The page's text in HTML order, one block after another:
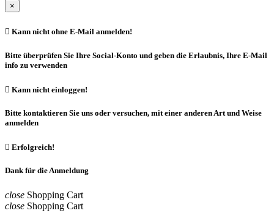
×
 Kann nicht ohne E-Mail anmelden!
Bitte überprüfen Sie Ihre Social-Konto und geben die Erlaubnis, Ihre E-Mail
info zu verwenden
 Kann nicht einloggen!
Bitte kontaktieren Sie uns oder versuchen, mit einer anderen Art und Weise
anmelden
 Erfolgreich!
Dank für die Anmeldung
close Shopping Cart
close Shopping Cart